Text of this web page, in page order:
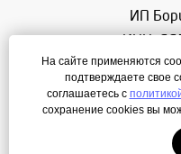
ИП
ИНН:
ОГРНИП:
Режим работы:
На сайте применяются
подтверждаете свое
соглашаетесь с
сохранение cookies вы